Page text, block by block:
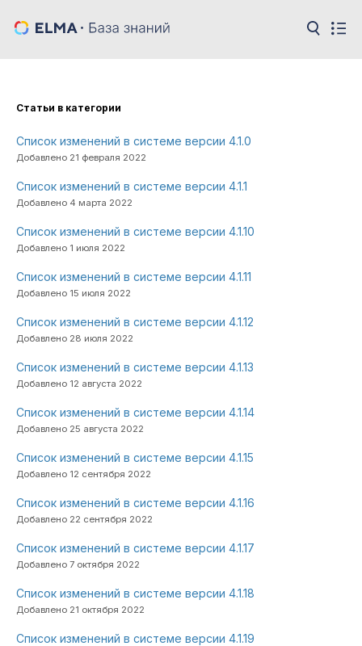
Cтатьи в категории
Список изменений в системе версии 4.1.0
Добавлено 21 февраля 2022
Список изменений в системе версии 4.1.1
Добавлено 4 марта 2022
Список изменений в системе версии 4.1.10
Добавлено 1 июля 2022
Список изменений в системе версии 4.1.11
Добавлено 15 июля 2022
Список изменений в системе версии 4.1.12
Добавлено 28 июля 2022
Список изменений в системе версии 4.1.13
Добавлено 12 августа 2022
Список изменений в системе версии 4.1.14
Добавлено 25 августа 2022
Список изменений в системе версии 4.1.15
Добавлено 12 сентября 2022
Список изменений в системе версии 4.1.16
Добавлено 22 сентября 2022
Список изменений в системе версии 4.1.17
Добавлено 7 октября 2022
Список изменений в системе версии 4.1.18
Добавлено 21 октября 2022
Список изменений в системе версии 4.1.19